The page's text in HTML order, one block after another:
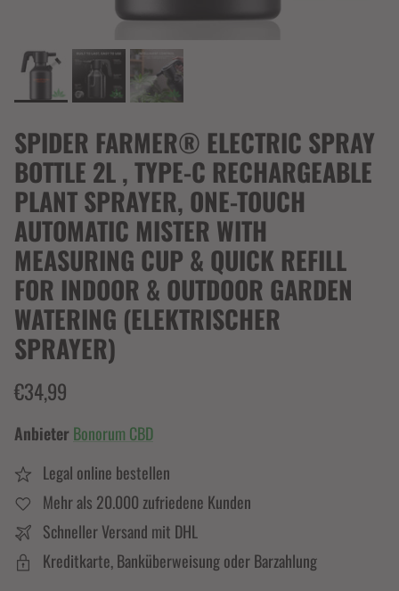
SPIDER FARMER® ELECTRIC SPRAY
BOTTLE 2L , TYPE-C RECHARGEABLE
PLANT SPRAYER, ONE-TOUCH
AUTOMATIC MISTER WITH
MEASURING CUP & QUICK REFILL
FOR INDOOR & OUTDOOR GARDEN
WATERING (ELEKTRISCHER
SPRAYER)
€34,99
Anbieter Bonorum CBD
Legal online bestellen
Mehr als 20.000 zufriedene Kunden
Schneller Versand mit DHL
Kreditkarte, Banküberweisung oder Barzahlung